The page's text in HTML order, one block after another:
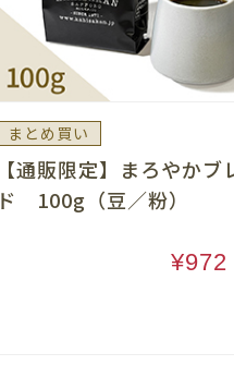
まとめ買い
【通販限定】まろやかブ
ド 100g（豆／粉）
¥972